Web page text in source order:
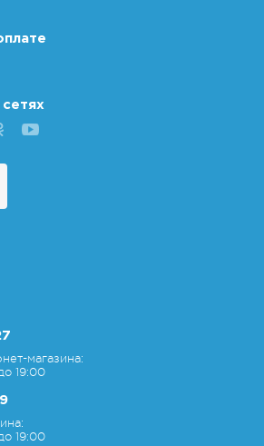
магазина:
19:00
19:00